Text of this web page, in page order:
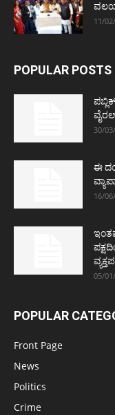
ವಲಯ
11/
POPULAR POSTS
30/
ಈ
16/
05/
POPULAR
Front Page
News
Politics
Crime